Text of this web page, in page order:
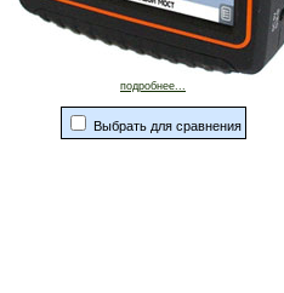
подробнее...
Выбрать для сравнения